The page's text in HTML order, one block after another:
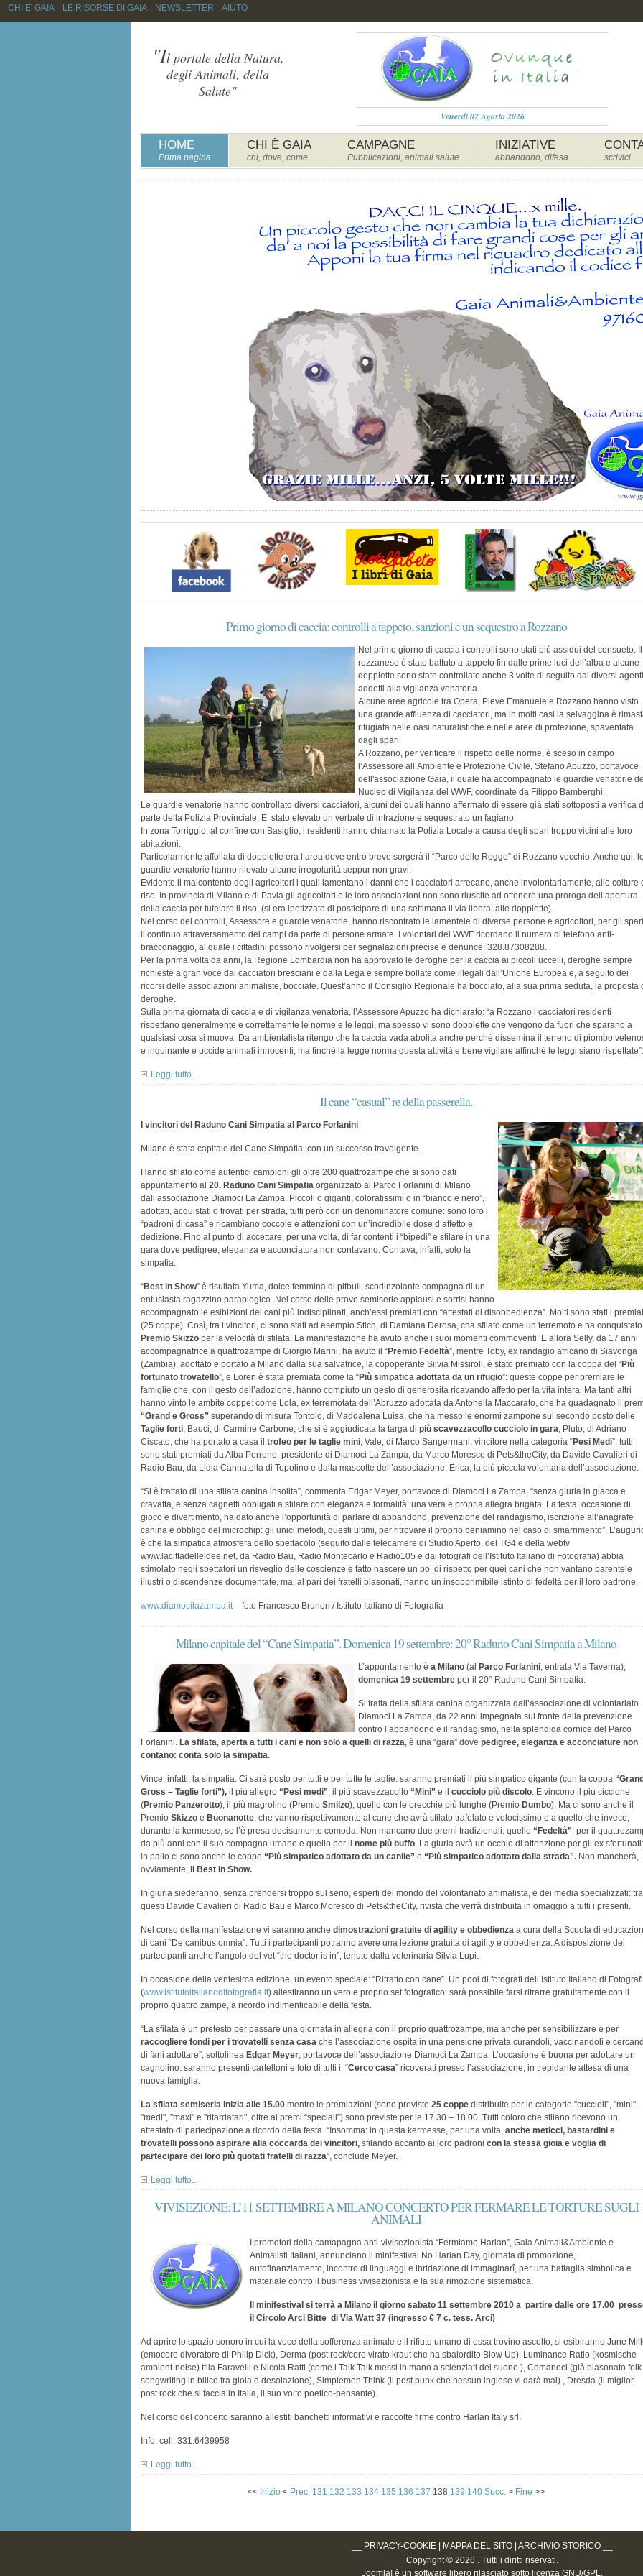
CHI E' GAIA:: LE RISORSE DI GAIA:: NEWSLETTER AIUTO
Venerdì 07 Agosto 2026
HOME
Prima pagina
CHI È GAIA
chi, dove, come
CAMPAGNE
Pubblicazioni, animali salute
INIZIATIVE
abbandono, difesa scrivici
"Il portale della Natura,
degli Animali, della
Salute"
Primo giorno di caccia: controlli a tappeto, sanzioni e un sequestro a Rozzano
Nel primo giorno di caccia i controlli sono stati più assidui del consueto. Il
rozzanese è stato battuto a tappeto fin dalle prime luci dell’alba e alcune
doppiette sono state controllate anche 3 volte di seguito dai diversi agenti
addetti alla vigilanza venatoria.
Alcune aree agricole tra Opera, Pieve Emanuele e Rozzano hanno visto
una grande affluenza di cacciatori, ma in molti casi la selvaggina è
rifugiata nelle oasi naturalistiche e nelle aree di protezione, spaventata
dagli spari.
A Rozzano, per verificare il rispetto delle norme, è sceso in campo
l’Assessore all’Ambiente e Protezione Civile, Stefano Apuzzo, portavoce
dell'associazione Gaia, il quale ha accompagnato le guardie venatorie del
Nucleo di Vigilanza del WWF, coordinate da Filippo Bamberghi.
Le guardie venatorie hanno controllato diversi cacciatori, alcuni dei quali hanno affermato di essere già stati sottoposti a verifica
parte della Polizia Provinciale. E’ stato elevato un verbale di infrazione e sequestrato un fagiano.
In zona Torriggio, al confine con Basiglio, i residenti hanno chiamato la Polizia Locale a causa degli spari troppo vicini alle loro
abitazioni.
Particolarmente affollata di doppiette era l’area dove entro breve sorgerà il “Parco delle Rogge” di Rozzano vecchio. Anche qui, le
guardie venatorie hanno rilevato alcune irregolarità seppur non gravi.
Evidente il malcontento degli agricoltori i quali lamentano i danni che i cacciatori arrecano, anche involontariamente, alle colture
riso. In provincia di Milano e di Pavia gli agricoltori e le loro associazioni non sono riuscite ad ottenere una proroga dell’apertura
della caccia per tutelare il riso, (si era ipotizzato di posticipare di una settimana il via libera alle doppiette).
Nel corso dei controlli, Assessore e guardie venatorie, hanno riscontrato le lamentele di diverse persone e agricoltori, per gli
il continuo attraversamento dei campi da parte di persone armate. I volontari del WWF ricordano il numero di telefono anti-
bracconaggio, al quale i cittadini possono rivolgersi per segnalazioni precise e denunce: 328.87308288.
Per la prima volta da anni, la Regione Lombardia non ha approvato le deroghe per la caccia ai piccoli uccelli, deroghe sempre
richieste a gran voce dai cacciatori bresciani e dalla Lega e sempre bollate come illegali dall’Unione Europea e, a seguito dei
ricorsi delle associazioni animaliste, bocciate. Quest’anno il Consiglio Regionale ha bocciato, alla sua prima seduta, la proposta
deroghe.
Sulla prima giornata di caccia e di vigilanza venatoria, l’Assessore Apuzzo ha dichiarato: “a Rozzano i cacciatori residenti
rispettano generalmente e correttamente le norme e le leggi, ma spesso vi sono doppiette che vengono da fuori che sparano a
qualsiasi cosa si muova. Da ambientalista ritengo che la caccia vada abolita anche perché dissemina il terreno di piombo
e inquinante e uccide animali innocenti, ma finchè la legge norma questa attività e bene vigilare affinchè le leggi siano rispettate”.
Leggi tutto...
Il cane “casual” re della passerella.
I vincitori del Raduno Cani Simpatia al Parco Forlanini
Milano è stata capitale del Cane Simpatia, con un successo travolgente.
Hanno sfilato come autentici campioni gli oltre 200 quattrozampe che si sono dati
appuntamento al 20. Raduno Cani Simpatia organizzato al Parco Forlanini di Milano
dall’associazione Diamoci La Zampa. Piccoli o giganti, coloratissimi o in “bianco e nero”,
adottati, acquistati o trovati per strada, tutti però con un denominatore comune: sono loro i
“padroni di casa” e ricambiano coccole e attenzioni con un’incredibile dose d’affetto e
dedizione. Fino al punto di accettare, per una volta, di far contenti i “bipedi” e sfilare in una
gara dove pedigree, eleganza e acconciatura non contavano. Contava, infatti, solo la
simpatia.
“Best in Show” è risultata Yuma, dolce femmina di pitbull, scodinzolante compagna di un
entusiasta ragazzino paraplegico. Nel corso delle prove semiserie applausi e sorrisi hanno
accompagnato le esibizioni dei cani più indisciplinati, anch’essi premiati con “attestati di disobbedienza”. Molti sono stati i
(25 coppe). Così, tra i vincitori, ci sono stati ad esempio Stich, di Damiana Derosa, cha sfilato come un terremoto e ha conquistato
Premio Skizzo per la velocità di sfilata. La manifestazione ha avuto anche i suoi momenti commoventi. E allora Selly, da 17 anni
accompagnatrice a quattrozampe di Giorgio Marini, ha avuto il “Premio Fedeltà”, mentre Toby, ex randagio africano di Siavonga
(Zambia), adottato e portato a Milano dalla sua salvatrice, la copoperante Silvia Missiroli, è stato premiato con la coppa del “Più
fortunato trovatello”, e Loren è stata premiata come la “Più simpatica adottata da un rifugio”: queste coppe per premiare le
famiglie che, con il gesto dell’adozione, hanno compiuto un gesto di generosità ricavando affetto per la vita intera. Ma tanti altri
hanno vinto le ambite coppe: come Lola, ex terremotata dell’Abruzzo adottata da Antonella Maccarato, che ha guadagnato il
“Grand e Gross” superando di misura Tontolo, di Maddalena Luisa, che ha messo le enormi zampone sul secondo posto delle
Taglie forti, Bauci, di Carmine Carbone, che si è aggiudicata la targa di più scavezzacollo cucciolo in gara, Pluto, di Adriano
Ciscato, che ha portato a casa il trofeo per le taglie mini, Vale, di Marco Sangermani, vincitore nella categoria “Pesi Medi”; tutti
sono stati premiati da Alba Perrone, presidente di Diamoci La Zampa, da Marco Moresco di Pets&theCity, da Davide Cavalieri di
Radio Bau, da Lidia Cannatella di Topolino e dalla mascotte dell’associazione, Erica, la più piccola volontaria dell’associazione.
“Si è trattato di una sfilata canina insolita”, commenta Edgar Meyer, portavoce di Diamoci La Zampa, “senza giuria in giacca e
cravatta, e senza cagnetti obbligati a sfilare con eleganza e formalità: una vera e propria allegra brigata. La festa, occasione di
gioco e divertimento, ha dato anche l’opportunità di parlare di abbandono, prevenzione del randagismo, iscrizione all’anagrafe
canina e obbligo del microchip: gli unici metodi, questi ultimi, per ritrovare il proprio beniamino nel caso di smarrimento”.
è che la simpatica atmosfera dello spettacolo (seguito dalle telecamere di Studio Aperto, del TG4 e della webtv
www.lacittadelleidee.net, da Radio Bau, Radio Montecarlo e Radio105 e dai fotografi dell’Istituto Italiano di Fotografia) abbia
stimolato negli spettatori un risveglio delle coscienze e fatto nascere un po’ di rispetto per quei cani che non vantano parentele
illustri o discendenze documentate, ma, al pari dei fratelli blasonati, hanno un insopprimibile istinto di fedeltà per il loro padrone.
www.diamocilazampa.it– foto Francesco Brunori / Istituto Italiano di Fotografia
Milano capitale del “Cane Simpatia”. Domenica 19 settembre: 20° Raduno Cani Simpatia a Milano
L’appuntamento è a Milano (al Parco Forlanini, entrata Via Taverna),
domenica 19 settembre per il 20° Raduno Cani Simpatia.
Si tratta della sfilata canina organizzata dall’associazione di volontariato
Diamoci La Zampa, da 22 anni impegnata sul fronte della prevenzione
contro l’abbandono e il randagismo, nella splendida cornice del Parco
Forlanini. La sfilata, aperta a tutti i cani e non solo a quelli di razza, è una “gara” dove pedigree, eleganza e acconciature non
contano: conta solo la simpatia.
Vince, infatti, la simpatia. Ci sarà posto per tutti e per tutte le taglie: saranno premiati il più simpatico gigante (con la coppa
Gross – Taglie forti”), il più allegro “Pesi medi”, il più scavezzacollo “Mini” e il cucciolo più discolo. E vincono il più ciccione
(Premio Panzerotto), il più magrolino (Premio Smilzo), quello con le orecchie più lunghe (Premio Dumbo). Ma ci sono anche il
Premio Skizzo e Buonanotte, che vanno rispettivamente al cane che avrà sfilato trafelato e velocissimo e a quello che invece,
durante la kermesse, se l’è presa decisamente comoda. Non mancano due premi tradizionali: quello “Fedeltà”, per il
da più anni con il suo compagno umano e quello per il nome più buffo. La giuria avrà un occhio di attenzione per gli ex sfortunati:
in palio ci sono anche le coppe “Più simpatico adottato da un canile” e “Più simpatico adottato dalla strada”. Non mancherà,
ovviamente, il Best in Show.
In giuria siederanno, senza prendersi troppo sul serio, esperti del mondo del volontariato animalista, e dei media specializzati: tra
questi Davide Cavalieri di Radio Bau e Marco Moresco di Pets&theCity, rivista che verrà distribuita in omaggio a tutti i presenti.
Nel corso della manifestazione vi saranno anche dimostrazioni gratuite di agility e obbedienza a cura della Scuola di
di cani “De canibus omnia”. Tutti i partecipanti potranno avere una lezione gratuita di agility e obbedienza. A disposizione dei
partecipanti anche l’angolo del vet “the doctor is in”, tenuto dalla veterinaria Silvia Lupi.
In occasione della ventesima edizione, un evento speciale: “Ritratto con cane”. Un pool di fotografi dell’Istituto Italiano di
(www.istitutoitalianodifotografia.it) allestiranno un vero e proprio set fotografico: sarà possibile farsi ritrarre gratuitamente con il
proprio quattro zampe, a ricordo indimenticabile della festa.
“La sfilata è un pretesto per passare una giornata in allegria con il proprio quattrozampe, ma anche per sensibilizzare e per
raccogliere fondi per i trovatelli senza casa che l’associazione ospita in una pensione privata curandoli, vaccinandoli e
di farli adottare”, sottolinea Edgar Meyer, portavoce dell’associazione Diamoci La Zampa. L’occasione è buona per adottare un
cagnolino: saranno presenti cartelloni e foto di tutti i “Cerco casa” ricoverati presso l’associazione, in trepidante attesa di una
nuova famiglia.
La sfilata semiseria inizia alle 15.00 mentre le premiazioni (sono previste 25 coppe distribuite per le categorie "cuccioli", "mini",
"medi", "maxi" e "ritardatari", oltre ai premi “speciali”) sono previste per le 17.30 – 18.00. Tutti coloro che sfilano ricevono un
attestato di partecipazione a ricordo della festa. “Insomma: in questa kermesse, per una volta, anche meticci, bastardini e
trovatelli possono aspirare alla coccarda dei vincitori, sfilando accanto ai loro padroni con la stessa gioia e voglia di
partecipare dei loro più quotati fratelli di razza”, conclude Meyer.
Leggi tutto...
VIVISEZIONE: L’11 SETTEMBRE A MILANO CONCERTO PER FERMARE LE TORTURE SUGLI
ANIMALI
I promotori della camapagna anti-vivisezionista “Fermiamo Harlan”, Gaia Animali&Ambiente e
Animalisti Italiani, annunciano il minifestival No Harlan Day, giornata di promozione,
autofinanziamento, incontro di linguaggi e ibridazione di immaginarî, per una battaglia simbolica e
materiale contro il business vivisezionista e la sua rimozione sistematica.
Il minifestival si terrà a Milano il giorno sabato 11 settembre 2010 a partire dalle ore 17.00
il Circolo Arci Bitte di Via Watt 37 (ingresso € 7 c. tess. Arci)
Ad aprire lo spazio sonoro in cui la voce della sofferenza animale e il rifiuto umano di essa trovino ascolto, si esibiranno June
(emocore divoratore di Philip Dick), Derma (post rock/core virato kraut che ha sbalordito Blow Up), Luminance Ratio (kosmische
ambient-noise) ttila Faravelli e Nicola Ratti (come i Talk Talk messi in mano a scienziati del suono ), Comaneci (già blasonato
songwriting in bilico fra gioia e desolazione), Simplemen Think (il post punk che nessun inglese vi darà mai) , Dresda (il miglior
post rock che si faccia in Italia, il suo volto poetico-pensante).
Nel corso del concerto saranno allestiti banchetti informativi e raccolte firme contro Harlan Italy srl.
Info: cell. 331.6439958
Leggi tutto...
<< Inizio < Prec. 131 132 133 134 135 136 137 138 139 140 Succ. > Fine >>
PRIVACY-COOKIE MAPPA DEL SITO ARCHIVIO STORICO
Copyright © 2026 . Tutti i diritti riservati.
Joomla! è un software libero rilasciato sotto licenza GNU/GPL.